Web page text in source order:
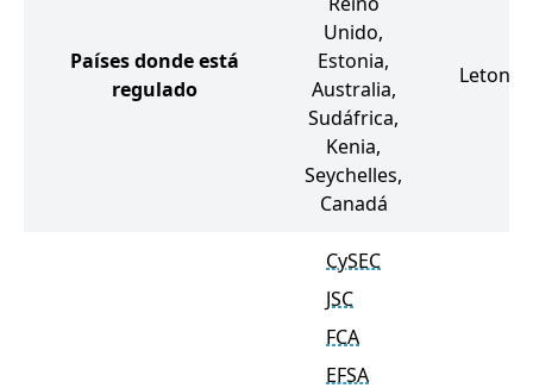
Países donde está
regulado
Unido,
Estonia,
Australia,
Sudáfrica,
Kenia,
Seychelles,
Canadá
Letonia
CySEC
JSC
FCA
EFSA